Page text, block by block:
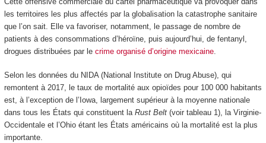
les territoires les plus affectés par la globalisation la catastrophe sanitaire
que l’on sait. Elle va favoriser, notamment, le passage de nombre de
patients à des consommations d’héroïne, puis aujourd’hui, de fentanyl,
drogues distribuées par le crime organisé d’origine mexicaine.
Selon les données du NIDA (National Institute on Drug Abuse), qui
remontent à 2017, le taux de mortalité aux opioïdes pour 100 000 habitants
est, à l’exception de l’Iowa, largement supérieur à la moyenne nationale
dans tous les États qui constituent la Rust Belt(voir tableau 1), la Virginie-
Occidentale et l’Ohio étant les États américains où la mortalité est la plus
importante.